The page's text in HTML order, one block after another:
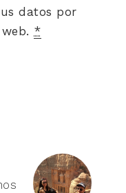
datos por
*